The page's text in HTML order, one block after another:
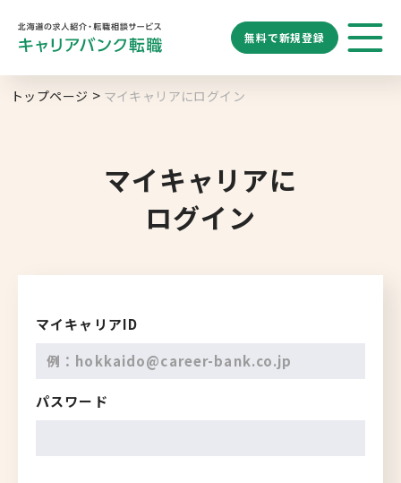
無料で新規登録
求人を探す ブックマーク
勤務地 業種 職種
地域名から探す マップから探す
空知エリア
釧路・根室エリア
オホーツクエリア
後志エリア
トップページ マイキャリアにログイン
マイキャリアに
ログイン
マイキャリアID
パスワード